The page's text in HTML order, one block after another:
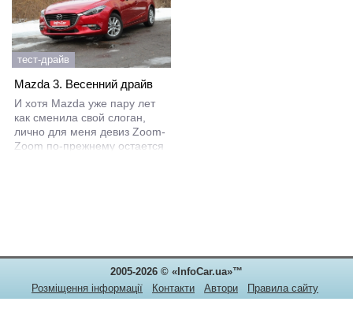
тест-драйв
Mazda 3. Весенний драйв
И хотя Mazda уже пару лет
как сменила свой слоган,
лично для меня девиз Zoom-
Zoom по-прежнему остается
2005-2026 © «InfoCar.ua»™
Розміщення інформації
Контакти Автори
Правила сайту